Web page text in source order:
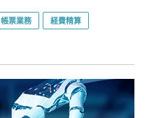
帳票業務
経費精算